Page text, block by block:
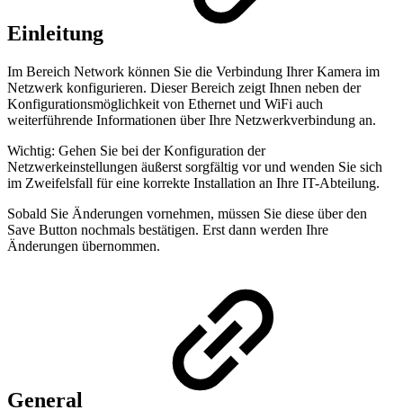
Einleitung
Im Bereich Network können Sie die Verbindung Ihrer Kamera im
Netzwerk konfigurieren. Dieser Bereich zeigt Ihnen neben der
Konfigurationsmöglichkeit von Ethernet und WiFi auch
weiterführende Informationen über Ihre Netzwerkverbindung an.
Wichtig: Gehen Sie bei der Konfiguration der
Netzwerkeinstellungen äußerst sorgfältig vor und wenden Sie sich
im Zweifelsfall für eine korrekte Installation an Ihre IT-Abteilung.
Sobald Sie Änderungen vornehmen, müssen Sie diese über den
Save Button nochmals bestätigen. Erst dann werden Ihre
Änderungen übernommen.
General